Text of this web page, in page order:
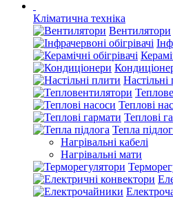
Кліматична техніка
Вентилятори
Настільні
Теплові
Теплові
Тепла
Нагрівальні кабелі
Нагрівальні мати